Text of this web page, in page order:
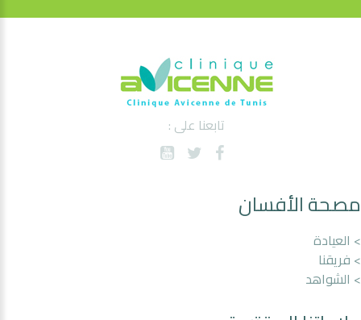
تابعنا على :
مصحة الأفسان
> العيادة
> فريقنا
> الشواهد